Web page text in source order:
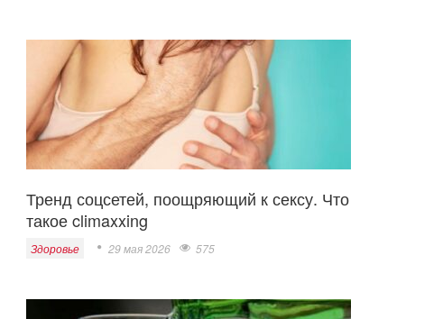
Тренд соцсетей, поощряющий к сексу. Что
такое climaxxing
Здоровье 29 мая 2026 575